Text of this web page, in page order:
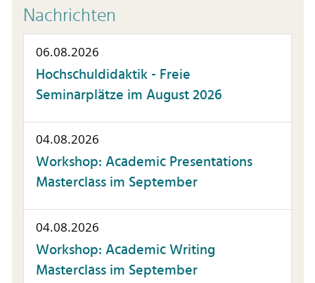
Nachrichten
06.08.2026
Hochschuldidaktik - Freie
Seminarplätze im August 2026
04.08.2026
Workshop: Academic Presentations
Masterclass im September
04.08.2026
Workshop: Academic Writing
Masterclass im September